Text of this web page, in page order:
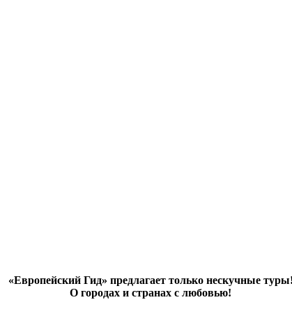
«Европейский Гид» предлагает только нескучные туры!
О городах и странах с любовью!